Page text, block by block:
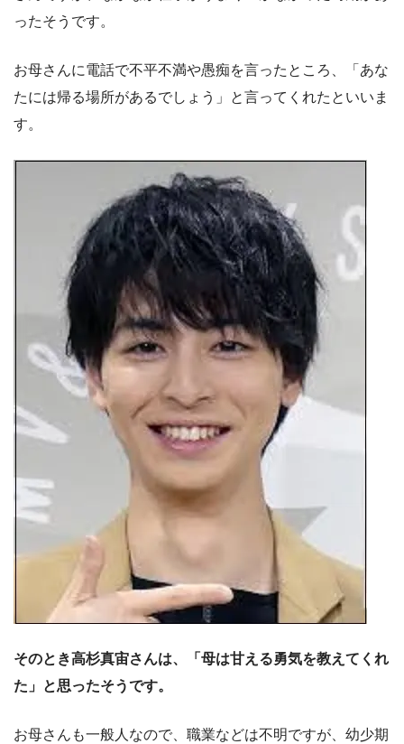
ったそうです。
お母さんに電話で不平不満や愚痴を言ったところ、「あな
たには帰る場所があるでしょう」と言ってくれたといいま
す。
そのとき高杉真宙さんは、「母は甘える勇気を教えてくれ
た」と思ったそうです。
お母さんも一般人なので、職業などは不明ですが、幼少期